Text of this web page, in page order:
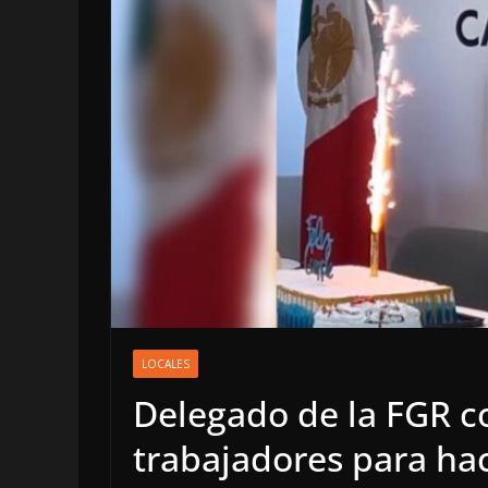
LOCALES
Delegado de la FGR
trabajadores para
LOCALES OPINIÓN
5 agosto, 2026